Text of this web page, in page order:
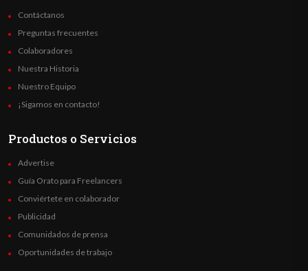
Contáctanos
Preguntas frecuentes
Colaboradores
Nuestra Historia
Nuestro Equipo
¡Sigamos en contacto!
Productos o Servicios
Advertise
Guía Orato para Freelancers
Conviértete en colaborador
Publicidad
Comunidados de prensa
Oportunidades de trabajo